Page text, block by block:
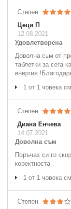
Степен
Цеци П
12.08.2021
Удовлетворена
Доволна сьм от
таблетки за сега
енергия
1 от 1 човека
Степен
Диана Енчева
14.07.2021
Доволна съм
Поръчах си го
коректноста .
1 от 1 човека
Степен